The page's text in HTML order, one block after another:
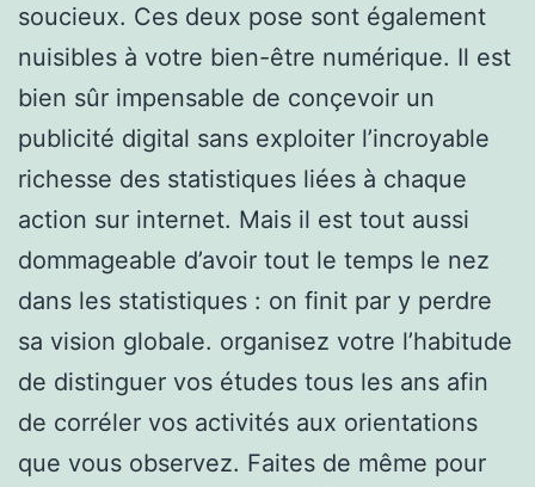
soucieux. Ces deux pose sont également
nuisibles à votre bien-être numérique. Il est
bien sûr impensable de conçevoir un
publicité digital sans exploiter l’incroyable
richesse des statistiques liées à chaque
action sur internet. Mais il est tout aussi
dommageable d’avoir tout le temps le nez
dans les statistiques : on finit par y perdre
sa vision globale. organisez votre l’habitude
de distinguer vos études tous les ans afin
de corréler vos activités aux orientations
que vous observez. Faites de même pour